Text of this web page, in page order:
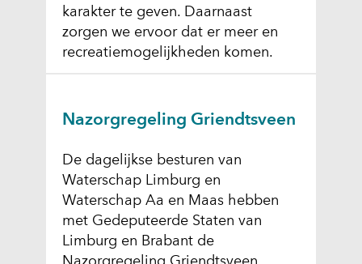
karakter te geven. Daarnaast
zorgen we ervoor dat er meer en
recreatiemogelijkheden komen.
Nazorgregeling Griendtsveen
De dagelijkse besturen van
Waterschap Limburg en
Waterschap Aa en Maas hebben
met Gedeputeerde Staten van
Limburg en Brabant de